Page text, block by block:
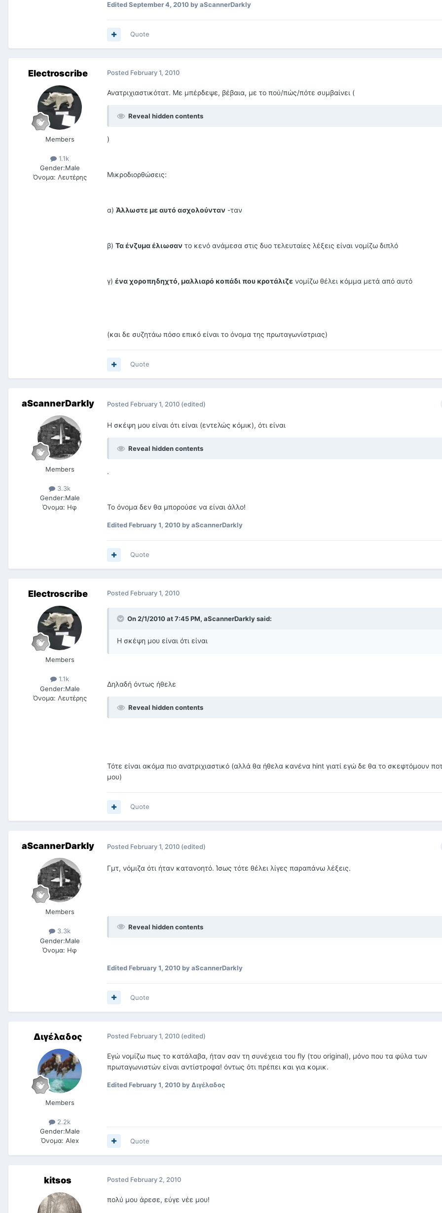
EditedSeptember 4, 2010by aScannerDarkly
Quote
Electroscribe
Members
1.1k
Gender:Male
Όνομα: Λευτέρης
Posted February 1, 2010
Ανατριχιαστικότατ. Με μπέρδεψε, βέβαια, με το πού/πώς/πότε συμβαίνει (
Reveal hidden contents
)
Μικροδιορθώσεις:
α) Άλλωστε με αυτό ασχολούνταν -ταν
β) Τα ένζυμα έλιωσαν το κενό ανάμεσα στις δυο τελευταίες λέξεις είναι νομίζω διπλό
γ) ένα χοροπηδηχτό, μαλλιαρό κοπάδι που κροτάλιζε νομίζω θέλει κόμμα μετά από αυτό
(και δε συζητάω πόσο επικό είναι το όνομα της πρωταγωνίστριας)
Quote
aScannerDarkly
Members
3.3k
Gender:Male
Όνομα: Ηφ
Posted February 1, 2010 (edited)
Η σκέψη μου είναι ότι είναι (εντελώς κόμικ), ότι είναι
Reveal hidden contents
.
Το όνομα δεν θα μπορούσε να είναι άλλο!
EditedFebruary 1, 2010by aScannerDarkly
Quote
Electroscribe
Members
1.1k
Gender:Male
Όνομα: Λευτέρης
Posted February 1, 2010
On 2/1/2010 at 7:45 PM, aScannerDarkly said:
Η σκέψη μου είναι ότι είναι
Δηλαδή όντως ήθελε
Reveal hidden contents
Τότε είναι ακόμα πιο ανατριχιαστικό (αλλά θα ήθελα κανένα hint γιατί εγώ δε θα το σκεφτόμουν
μου)
Quote
aScannerDarkly
Members
3.3k
Gender:Male
Όνομα: Ηφ
Posted February 1, 2010 (edited)
Γμτ, νόμιζα ότι ήταν κατανοητό. Ίσως τότε θέλει λίγες παραπάνω λέξεις.
Reveal hidden contents
EditedFebruary 1, 2010by aScannerDarkly
Quote
Διγέλαδος
Members
2.2k
Gender:Male
Όνομα: Alex
Posted February 1, 2010 (edited)
Εγώ νομίζω πως το κατάλαβα, ήταν σαν τη συνέχεια του fly (του original), μόνο που τα φύλα των
πρωταγωνιστών είναι αντίστροφα! όντως ότι πρέπει και για κομικ.
EditedFebruary 1, 2010by Διγέλαδος
Quote
kitsos Posted February 2, 2010
πολύ μου άρεσε, εύγε νέε μου!